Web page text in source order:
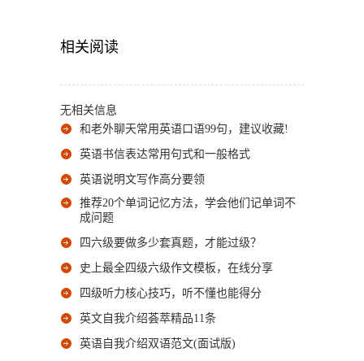
相关阅读
无相关信息
和老外聊天常用英语口语99句，建议收藏!
英语书信表达常用句式和一般格式
英语说明文写作高分要领
推荐20个单词记忆方法，学会他们记单词不
成问题
四六级要做多少套真题，才能过级？
史上最全四级六级作文模板，在线分享
四级听力核心技巧，听不懂也能得分
英文自我介绍荟萃精品11条
英语自我介绍双语范文(面试版)